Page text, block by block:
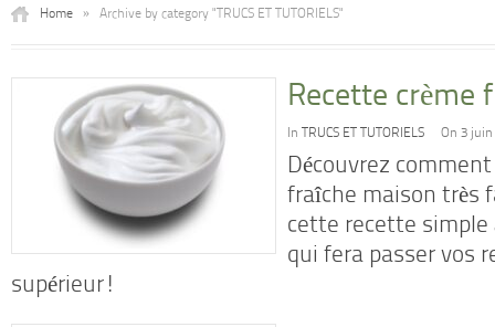
Home » Archive by category "TRUCS ET TUTORIELS"
Recette crème
In TRUCS ET TUTORIELS On 3 juin
Découvrez
fraîche maison très
cette recette simple
qui fera passer vos
supérieur!